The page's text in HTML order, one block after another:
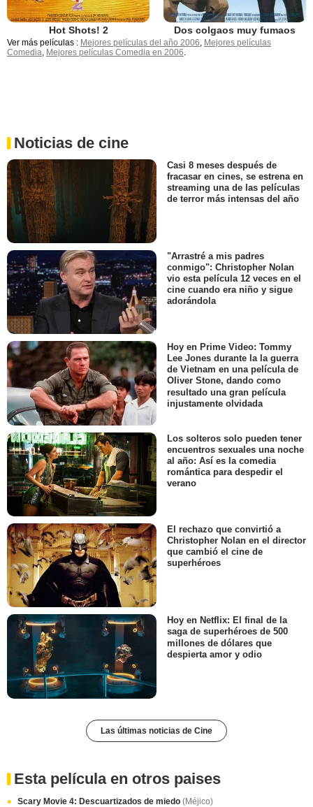
Hot Shots! 2 Dos colgaos muy fumaos
Ver más películas : Mejores películas del año 2006 Mejores películas
Comedia Mejores películas Comedia en 2006
Noticias de cine
Casi 8 meses después de
fracasar en cines, se estrena en
streaming una de las películas
de terror más intensas del año
"Arrastré a mis padres
conmigo": Christopher Nolan
vio esta película 12 veces en el
cine cuando era niño y sigue
adorándola
Hoy en Prime Video: Tommy
Lee Jones durante la la guerra
de Vietnam en una película de
Oliver Stone, dando como
resultado una gran película
injustamente olvidada
Los solteros solo pueden tener
encuentros sexuales una noche
al año: Así es la comedia
romántica para despedir el
verano
El rechazo que convirtió a
Christopher Nolan en el director
que cambió el cine de
superhéroes
Hoy en Netflix: El final de la
saga de superhéroes de 500
millones de dólares que
despierta amor y odio
Las últimas noticias de Cine
Esta película en otros paises
Scary Movie 4: Descuartizados de miedo (Méjico)